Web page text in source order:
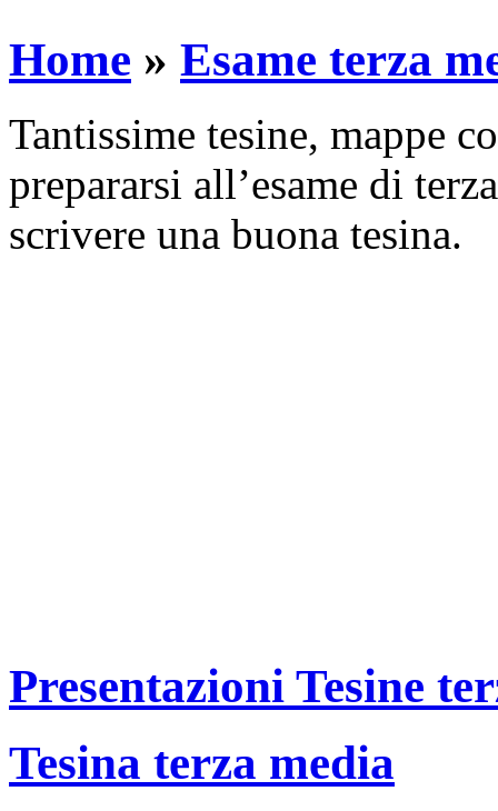
Home » Esame terza
Tantissime tesine, mappe
prepararsi all’esame di
scrivere una buona tesina.
Presentazioni Tesine
Tesina terza media